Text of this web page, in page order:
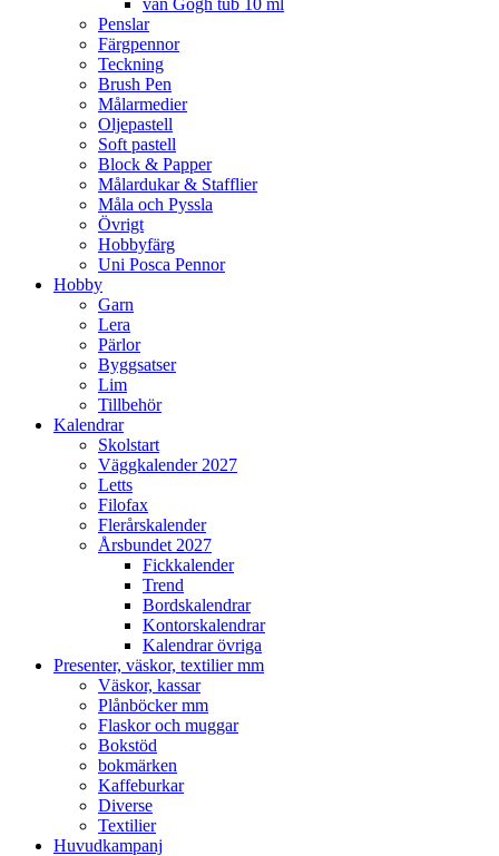
van Gogh tub 10 ml
Penslar
Färgpennor
Teckning
Brush Pen
Målarmedier
Oljepastell
Soft pastell
Block & Papper
Målardukar & Stafflier
Måla och Pyssla
Övrigt
Hobbyfärg
Uni Posca Pennor
Hobby
Garn
Lera
Pärlor
Byggsatser
Lim
Tillbehör
Kalendrar
Skolstart
Väggkalender 2027
Letts
Filofax
Flerårskalender
Årsbundet 2027
Fickkalender
Trend
Bordskalendrar
Kontorskalendrar
Kalendrar övriga
Presenter, väskor, textilier mm
Väskor, kassar
Plånböcker mm
Flaskor och muggar
Bokstöd
bokmärken
Kaffeburkar
Diverse
Textilier
Huvudkampanj